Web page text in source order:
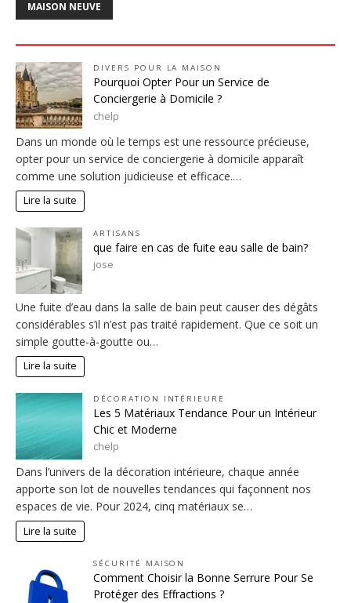
MAISON NEUVE
DIVERS POUR LA MAISON
Pourquoi Opter Pour un Service de
Conciergerie à Domicile ?
chelp
Dans un monde où le temps est une ressource précieuse,
opter pour un service de conciergerie à domicile apparaît
comme une solution judicieuse et efficace.…
Lire la suite
ARTISANS
que faire en cas de fuite eau salle de bain?
jose
Une fuite d’eau dans la salle de bain peut causer des dégâts
considérables s’il n’est pas traité rapidement. Que ce soit un
simple goutte-à-goutte ou…
Lire la suite
DÉCORATION INTÉRIEURE
Les 5 Matériaux Tendance Pour un Intérieur
Chic et Moderne
chelp
Dans l’univers de la décoration intérieure, chaque année
apporte son lot de nouvelles tendances qui façonnent nos
espaces de vie. Pour 2024, cinq matériaux se…
Lire la suite
SÉCURITÉ MAISON
Comment Choisir la Bonne Serrure Pour Se
Protéger des Effractions ?